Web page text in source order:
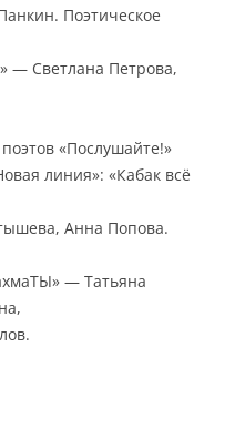
Поэтическое
— Светлана Петрова,
«Послушайте!»
линия»: «Кабак всё
Анна Попова.
— Татьяна